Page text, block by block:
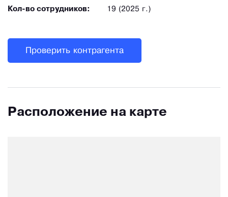
Кол-во сотрудников: 19 (2025 г.)
Проверить контрагента
Расположение на карте